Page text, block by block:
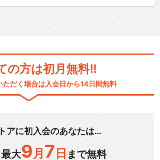
の方は初月無料!!
だく場合は入会日から14日間無料
アに初入会のあなたは…
大9 月 7 日 まで無料